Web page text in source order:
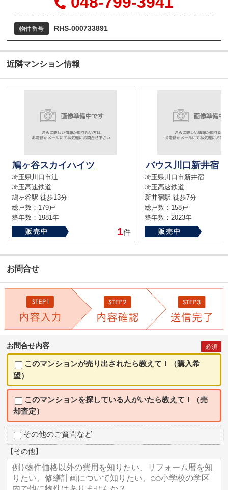
物件番号 RHS-000733891
近隣マンション情報
鳩ヶ谷スカイハイツ
埼玉県川口市辻
埼玉高速鉄道
鳩ヶ谷駅 徒歩13分
総戸数：179戸
築年数：1981年
販売中
1件
バウス川口新井宿
埼玉県川口市新井宿
埼玉高速鉄道
新井宿駅 徒歩7分
総戸数：158戸
築年数：2023年
販売中
お問合せ
お問合せ内容 必須
このマンションが売り出されたら教えて！（購入希
望）
このマンションを探している人がいたら教えて！（売
却査定）
その他のご質問など
【その他】